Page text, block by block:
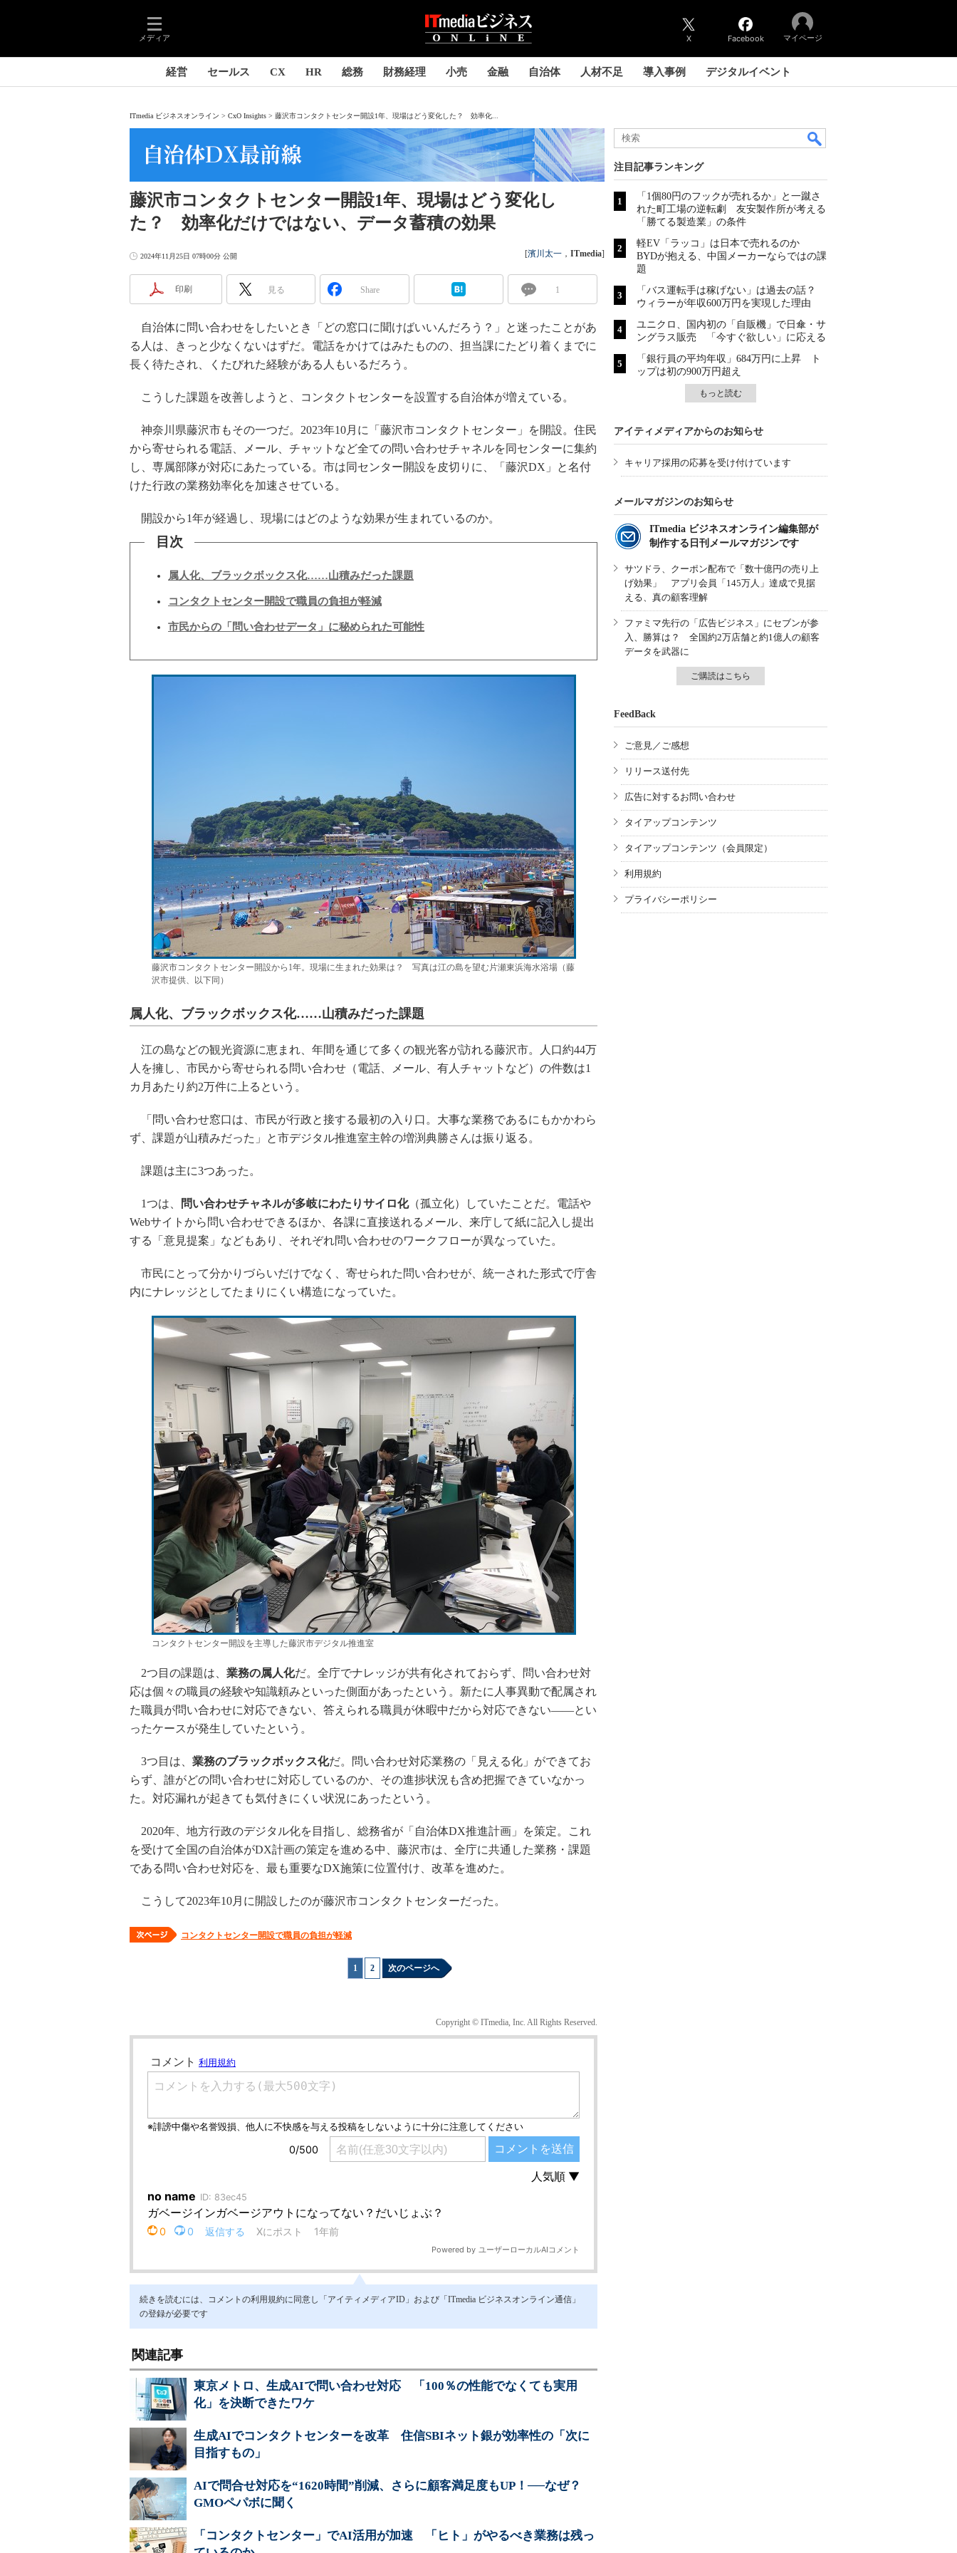
メディア X Facebook マイページ
経営 セールス CX HR 総務 財務経理 小売 金融 自治体 人材不足 導入事例 デジタルイベント
ITmedia ビジネスオンライン CxO Insights 藤沢市コンタクトセンター開設1年、現場はどう変化した？ 効率化...
藤沢市コンタクトセンター開設1年、現場はどう変化し
た？ 効率化だけではない、データ蓄積の効果
2024年11月25日 07時00分 公開 [濱川太一 ， ITmedia]
印刷 見る Share 1
自治体に問い合わせをしたいとき「どの窓口に聞けばいいんだろう？」と迷ったことがあ
る人は、きっと少なくないはずだ。電話をかけてはみたものの、担当課にたどり着くまでに
長く待たされ、くたびれた経験がある人もいるだろう。
こうした課題を改善しようと、コンタクトセンターを設置する自治体が増えている。
神奈川県藤沢市もその一つだ。2023年10月に「藤沢市コンタクトセンター」を開設。住民
から寄せられる電話、メール、チャットなど全ての問い合わせチャネルを同センターに集約
し、専属部隊が対応にあたっている。市は同センター開設を皮切りに、「藤沢DX」と名付
けた行政の業務効率化を加速させている。
開設から1年が経過し、現場にはどのような効果が生まれているのか。
目次
属人化、ブラックボックス化……山積みだった課題
コンタクトセンター開設で職員の負担が軽減
市民からの「問い合わせデータ」に秘められた可能性
藤沢市コンタクトセンター開設から1年。現場に生まれた効果は？ 写真は江の島を望む片瀬東浜海水浴場（藤
沢市提供、以下同）
属人化、ブラックボックス化……山積みだった課題
江の島などの観光資源に恵まれ、年間を通じて多くの観光客が訪れる藤沢市。人口約44万
人を擁し、市民から寄せられる問い合わせ（電話、メール、有人チャットなど）の件数は1
カ月あたり約2万件に上るという。
「問い合わせ窓口は、市民が行政と接する最初の入り口。大事な業務であるにもかかわら
ず、課題が山積みだった」と市デジタル推進室主幹の増渕典勝さんは振り返る。
課題は主に3つあった。
1つは、 問い合わせチャネルが多岐にわたりサイロ化（孤立化）していたことだ。電話や
Webサイトから問い合わせできるほか、各課に直接送れるメール、来庁して紙に記入し提出
する「意見提案」などもあり、それぞれ問い合わせのワークフローが異なっていた。
市民にとって分かりづらいだけでなく、寄せられた問い合わせが、統一された形式で庁舎
内にナレッジとしてたまりにくい構造になっていた。
コンタクトセンター開設を主導した藤沢市デジタル推進室
2つ目の課題は、 業務の属人化だ。全庁でナレッジが共有化されておらず、問い合わせ対
応は個々の職員の経験や知識頼みといった側面があったという。新たに人事異動で配属され
た職員が問い合わせに対応できない、答えられる職員が休暇中だから対応できない――とい
ったケースが発生していたという。
3つ目は、 業務のブラックボックス化だ。問い合わせ対応業務の「見える化」ができてお
らず、誰がどの問い合わせに対応しているのか、その進捗状況も含め把握できていなかっ
た。対応漏れが起きても気付きにくい状況にあったという。
2020年、地方行政のデジタル化を目指し、総務省が「自治体DX推進計画」を策定。これ
を受けて全国の自治体がDX計画の策定を進める中、藤沢市は、全庁に共通した業務・課題
である問い合わせ対応を、最も重要なDX施策に位置付け、改革を進めた。
こうして2023年10月に開設したのが藤沢市コンタクトセンターだった。
コンタクトセンター開設で職員の負担が軽減
1 2 次のページへ
Copyright © ITmedia, Inc. All Rights Reserved.
続きを読むには、コメントの利用規約に同意し「アイティメディアID」および「ITmedia ビジネスオンライン通信」
の登録が必要です
関連記事
東京メトロ、生成AIで問い合わせ対応 「100％の性能でなくても実用
化」を決断できたワケ
生成AIでコンタクトセンターを改革 住信SBIネット銀が効率性の「次に
目指すもの」
AIで問合せ対応を“1620時間”削減、さらに顧客満足度もUP！──なぜ？
GMOペパボに聞く
「コンタクトセンター」でAI活用が加速 「ヒト」がやるべき業務は残っ
注目記事ランキング
「1個80円のフックが売れるか」と一蹴さ
れた町工場の逆転劇 友安製作所が考える
「勝てる製造業」の条件
軽EV「ラッコ」は日本で売れるのか
BYDが抱える、中国メーカーならではの課
題
「バス運転手は稼げない」は過去の話？
ウィラーが年収600万円を実現した理由
ユニクロ、国内初の「自販機」で日傘・サ
ングラス販売 「今すぐ欲しい」に応える
「銀行員の平均年収」684万円に上昇 ト
ップは初の900万円超え
もっと読む
アイティメディアからのお知らせ
キャリア採用の応募を受け付けています
メールマガジンのお知らせ
ITmedia ビジネスオンライン編集部が
制作する日刊メールマガジンです
サツドラ、クーポン配布で「数十億円の売り上
げ効果」 アプリ会員「145万人」達成で見据
える、真の顧客理解
ファミマ先行の「広告ビジネス」にセブンが参
入、勝算は？ 全国約2万店舗と約1億人の顧客
データを武器に
ご購読はこちら
FeedBack
ご意見／ご感想
リリース送付先
広告に対するお問い合わせ
タイアップコンテンツ
タイアップコンテンツ（会員限定）
利用規約
プライバシーポリシー